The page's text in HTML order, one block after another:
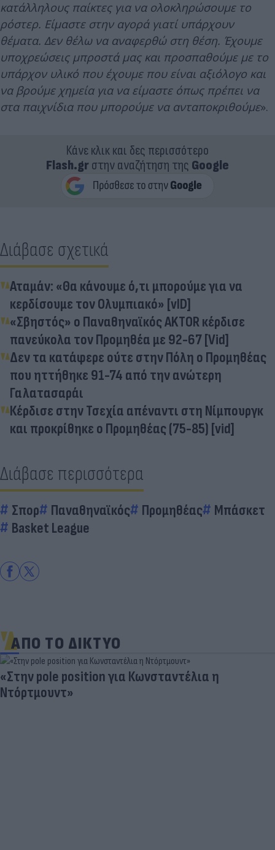
κατάλληλους παίκτες για να ολοκληρώσουμε το
ρόστερ. Είμαστε στην αγορά γιατί υπάρχουν
θέματα. Δεν θέλω να αναφερθώ στη θέση. Έχουμε
υποχρεώσεις μπροστά μας και προσπαθούμε με το
υπάρχον υλικό που έχουμε που είναι αξιόλογο και
να βρούμε χημεία για να είμαστε όπως πρέπει να
στα παιχνίδια που μπορούμε να ανταποκριθούμε».
Κάνε κλικ και δες περισσότερο
Flash.grστην αναζήτηση της Google
Διάβασε σχετικά
Αταμάν: «Θα κάνουμε ό,τι μπορούμε για να
κερδίσουμε τον Ολυμπιακό» [vID]
«Σβηστός» ο Παναθηναϊκός AKTOR κέρδισε
πανεύκολα τον Προμηθέα με 92-67 [Vid]
Δεν τα κατάφερε ούτε στην Πόλη ο Προμηθέας
που ηττήθηκε 91-74 από την ανώτερη
Γαλατασαράι
Κέρδισε στην Τσεχία απέναντι στη Νίμπουργκ
και προκρίθηκε ο Προμηθέας (75-85) [vid]
Διάβασε περισσότερα
Σπορ Παναθηναϊκός Προμηθέας
Μπάσκετ
Basket League
ΑΠΟ ΤΟ ΔΙΚΤΥΟ
Πανζουρλισμός στην παρουσίαση του Σαλάχ -